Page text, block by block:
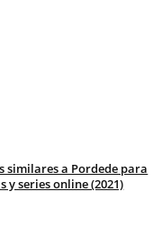
similares a Pordede para
y series online (2021)